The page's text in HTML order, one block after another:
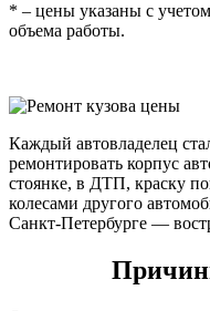
* – цены указаны с
объема работы.
Каждый автовладелец
ремонтировать корпус
стоянке, в ДТП, краску
колесами другого
Санкт-Петербурге —